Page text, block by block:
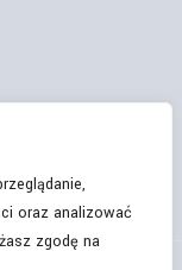
oraz analizować
zgodę na